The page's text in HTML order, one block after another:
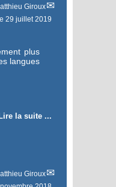
Giroux
29 juillet 2019
plus
langues
Lire la suite ...
Giroux